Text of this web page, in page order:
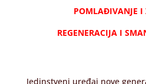
POMLAĐIVANJE I
REGENERACIJA I
Jedinstveni uređaj nove